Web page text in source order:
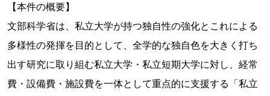
【本件の概要】
文部科学省は、私立大学が持つ独自性の強化とこれによる
多様性の発揮を目的として、全学的な独自色を大きく打ち
出す研究に取り組む私立大学・私立短期大学に対し、経常
費・設備費・施設費を一体として重点的に支援する「私立